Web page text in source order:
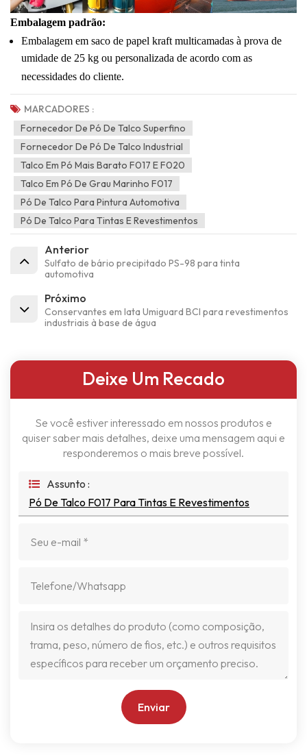
Embalagem padrão:
Embalagem em saco de papel kraft multicamadas à prova de
umidade de 25 kg ou personalizada de acordo com as
necessidades do cliente.
MARCADORES :
Fornecedor De Pó De Talco Superfino
Fornecedor De Pó De Talco Industrial
Talco Em Pó Mais Barato F017 E F020
Talco Em Pó De Grau Marinho F017
Pó De Talco Para Pintura Automotiva
Pó De Talco Para Tintas E Revestimentos
Anterior
Sulfato de bário precipitado PS-98 para tinta
automotiva
Próximo
Conservantes em lata Umiguard BCI para revestimentos
industriais à base de água
Deixe Um Recado
Se você estiver interessado em nossos produtos e
quiser saber mais detalhes, deixe uma mensagem aqui e
responderemos o mais breve possível.
Assunto :
Pó De Talco F017 Para Tintas E Revestimentos
Enviar